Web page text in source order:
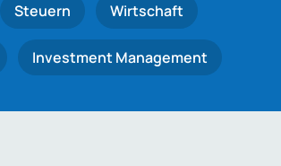
Steuern Wirtschaft
Investment Management